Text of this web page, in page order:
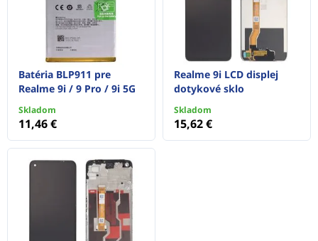
Batéria BLP911 pre
Realme 9i / 9 Pro / 9i 5G
Skladom
11,46 €
Realme 9i LCD displej
dotykové sklo
Skladom
15,62 €